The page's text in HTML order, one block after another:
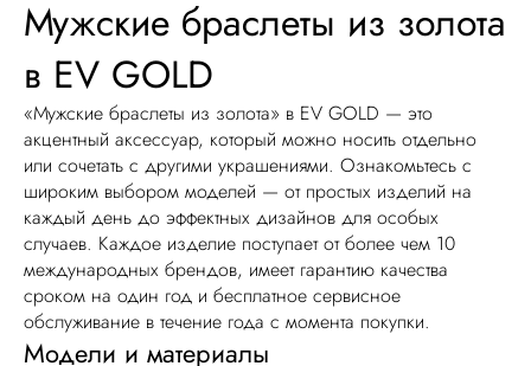
Мужские браслеты из золота
в EV GOLD
«Мужские браслеты из золота» в EV GOLD — это
акцентный аксессуар, который можно носить отдельно
или сочетать с другими украшениями. Ознакомьтесь с
широким выбором моделей — от простых изделий на
каждый день до эффектных дизайнов для особых
случаев. Каждое изделие поступает от более чем 10
международных брендов, имеет гарантию качества
сроком на один год и бесплатное сервисное
обслуживание в течение года с момента покупки.
Модели и материалы